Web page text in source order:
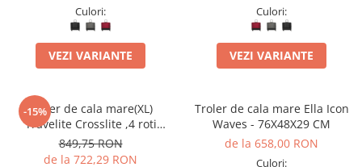
Culori:
VEZI VARIANTE
Culori:
VEZI VARIANTE
-15%
Troler de cala mare(XL)
Travelite Crosslite ,4 roti
duble, 81 x 52 x 32/36 cm
,expandabil
849,75 RON
de la 722,29 RON
Troler de cala mare Ella Icon
Waves - 76X48X29 CM
de la 658,00 RON
Culori: